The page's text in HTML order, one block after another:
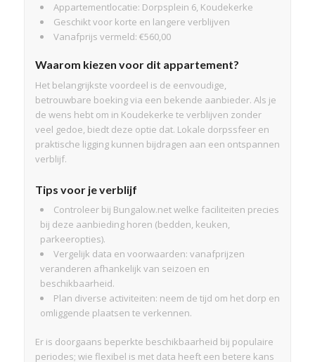
Appartementlocatie: Dorpsplein 6, Koudekerke
Geschikt voor korte en langere verblijven
Vanafprijs vermeld: €560,00
Waarom kiezen voor dit appartement?
Het belangrijkste voordeel is de eenvoudige,
betrouwbare boeking via een bekende aanbieder. Als je
de wens hebt om in Koudekerke te verblijven zonder
veel gedoe, biedt deze optie dat. Lokale dorpssfeer en
praktische ligging kunnen bijdragen aan een ontspannen
verblijf.
Tips voor je verblijf
Controleer bij Bungalow.net welke faciliteiten precies
bij deze aanbieding horen (bedden, keuken,
parkeeropties).
Vergelijk data en voorwaarden: vanafprijzen
veranderen afhankelijk van seizoen en
beschikbaarheid.
Plan diverse activiteiten: neem de tijd om het dorp en
omliggende plaatsen te verkennen.
Er is doorgaans beperkte beschikbaarheid bij populaire
periodes; wie flexibel is met data heeft een betere kans